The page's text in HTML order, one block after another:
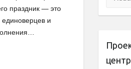
праздник — это
единоверцев и